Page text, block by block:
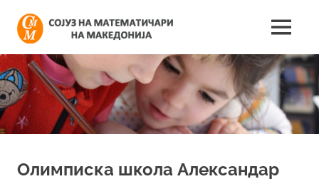
content
на
на
Македонија
информации
поврзани
со
работата
на
MENU
Олимписка школа Александар